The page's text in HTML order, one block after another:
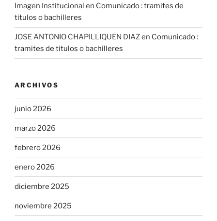
Imagen Institucional en Comunicado : tramites de
titulos o bachilleres
JOSE ANTONIO CHAPILLIQUEN DIAZen Comunicado :
tramites de titulos o bachilleres
ARCHIVOS
junio 2026
marzo 2026
febrero 2026
enero 2026
diciembre 2025
noviembre 2025